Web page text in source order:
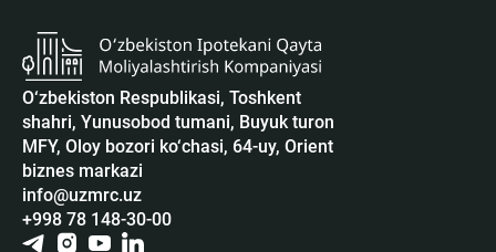
O‘zbekiston Respublikasi, Toshkent
shahri, Yunusobod tumani, Buyuk turon
MFY, Oloy bozori ko‘chasi, 64-uy, Orient
biznes markazi
info@uzmrc.uz
+998 78 148-30-00